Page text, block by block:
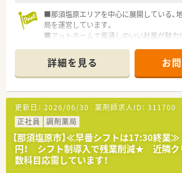
■那須塩原エリアを中心に展開している、
局を運営しています。
■アットホームで風通しのいい社風が魅力！
詳細を見る お
更新日： 2026/06/30 薬剤師求人ID： 311700
正社員
調剤薬局
【那須塩原市】≪早番シフトは17:30終
円！ シフト制導入で残業削減★ 近隣ク
数科目応需しています！